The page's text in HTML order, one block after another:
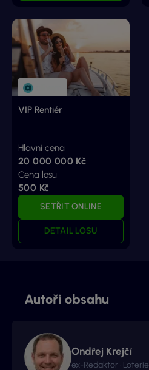
VIP Rentiér
Hlavní cena
20 000 000 Kč
Cena losu
500 Kč
SETŘIT ONLINE
DETAIL LOSU
Autoři obsahu
Ondřej Krejčí
ex-Redaktor · Loterie